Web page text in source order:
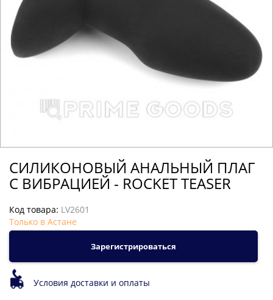
СИЛИКОНОВЫЙ АНАЛЬНЫЙ ПЛАГ
С ВИБРАЦИЕЙ - ROCKET TEASER
Код товара: LV2601
Только в Астане
Зарегистрироваться
Условия доставки и оплаты